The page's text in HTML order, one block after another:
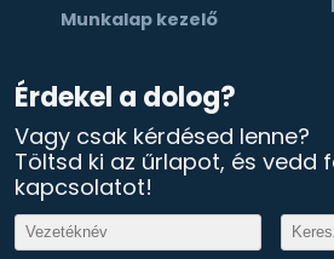
Munkalap kezelő
Érdekel a dolog?
Vagy csak kérdésed lenne?
Töltsd ki az űrlapot, és vedd
kapcsolatot!